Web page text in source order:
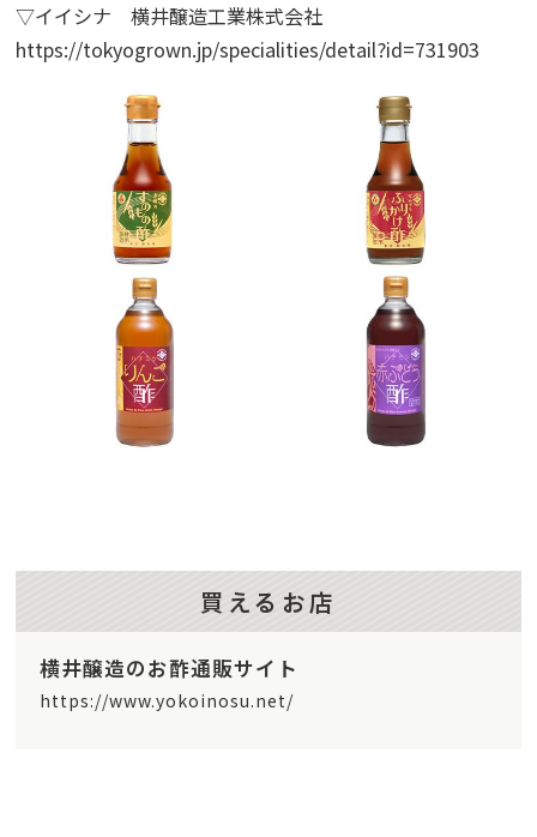
▽イイシナ 横井醸造工業株式会社
https://tokyogrown.jp/specialities/detail?id=731903
買えるお店
横井醸造のお酢通販サイト
https://www.yokoinosu.net/